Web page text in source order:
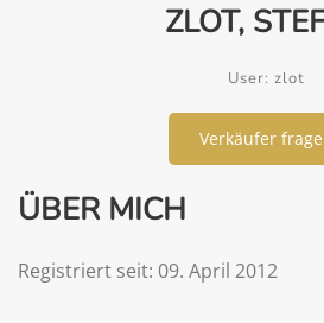
ZLOT,
User: zlot
Verkäufer
ÜBER MICH
Registriert seit: 09. April 2012